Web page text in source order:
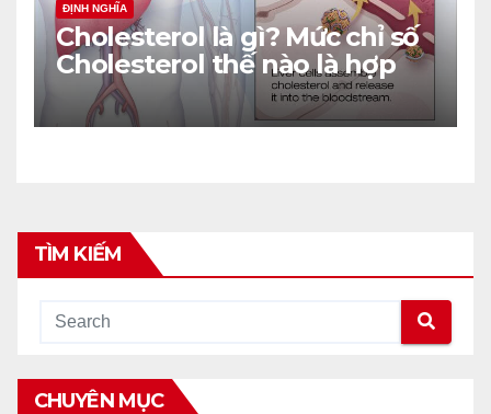
ĐỊNH NGHĨA
Cholesterol là gì? Mức chỉ số
Cholesterol thế nào là hợp
lý?
TÌM KIẾM
CHUYÊN MỤC